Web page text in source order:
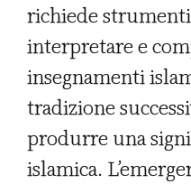
richiede
interpretare e
insegnamenti
tradizione
produrre una
islamica.